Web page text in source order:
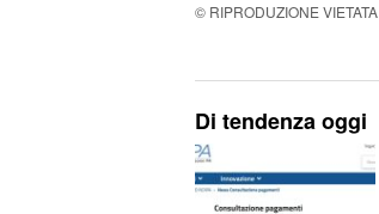
© RIPRODUZIONE VIETATA
Di tendenza oggi